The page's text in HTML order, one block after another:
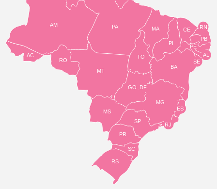
TO
BA
SE
PE
AL
RN
CE
PI
MA
PA
AM
AC
RO
MT
MS
GO
PR
SC
RS
SP
MG
RJ
ES
DF
PB